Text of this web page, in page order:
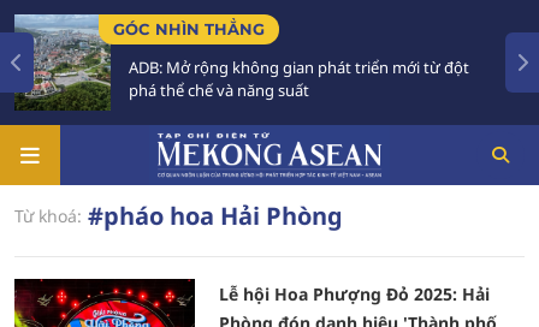
GÓC NHÌN THẲNG
ADB: Mở rộng không gian phát triển mới từ đột
phá thể chế và năng suất
Từ khoá: #pháo hoa Hải Phòng
Lễ hội Hoa Phượng Đỏ 2025: Hải